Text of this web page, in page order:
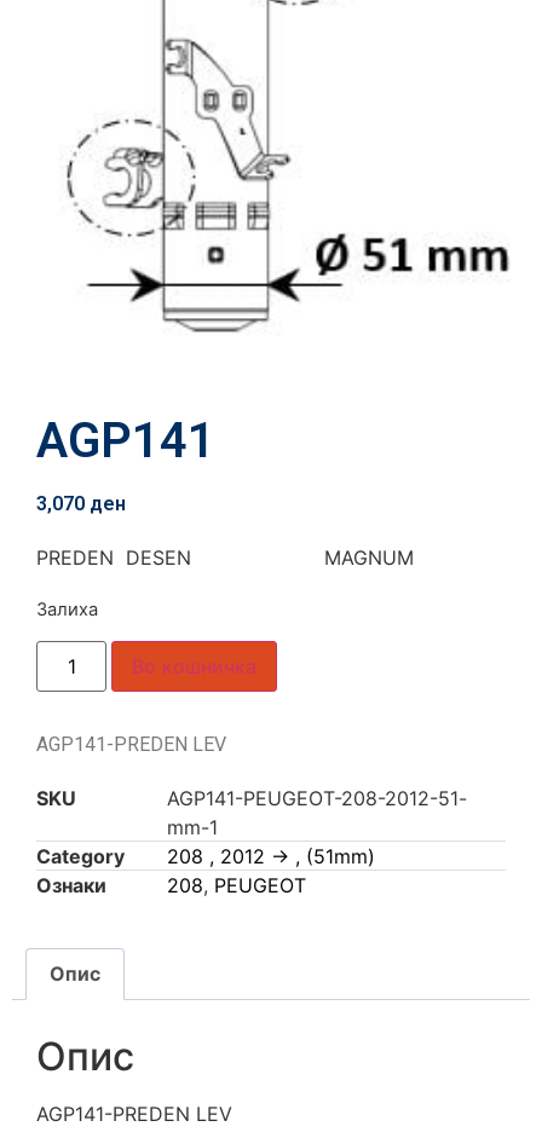
AGP141
3,070 ден
PREDEN DESEN MAGNUM
Залиха
Во кошничка
AGP141-PREDEN LEV
SKU
AGP141-PEUGEOT-208-2012-51-
mm-1
Category
208 , 2012 -> , (51mm)
Ознаки
208, PEUGEOT
Опис
Опис
AGP141-PREDEN LEV